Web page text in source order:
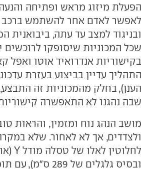
הפעלת מיזוג מראש ופתיחה
לאפשר לאדם אחר להשתמש ברכב
ובניגוד למצב עד עתה, ביבואנית
שכל המכוניות שיסופקו לרוכשים
בקישוריות אנדרואיד אוטו ואפל
הענן), בחלק מהמכוניות זה
שבה נהגנו לא התאפשרה
מושב הנהג נוח ומזמין, והראות
ולצדדים, אך לא לאחור. שלא